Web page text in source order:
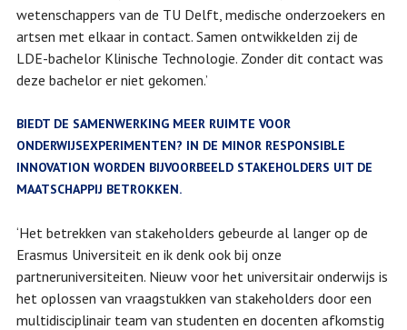
wetenschappers van de TU Delft, medische onderzoekers en
artsen met elkaar in contact. Samen ontwikkelden zij de
LDE-bachelor Klinische Technologie. Zonder dit contact was
deze bachelor er niet gekomen.’
BIEDT DE SAMENWERKING MEER RUIMTE VOOR
ONDERWIJSEXPERIMENTEN? IN DE MINOR RESPONSIBLE
INNOVATION WORDEN BIJVOORBEELD STAKEHOLDERS UIT DE
MAATSCHAPPIJ BETROKKEN.
‘Het betrekken van stakeholders gebeurde al langer op de
Erasmus Universiteit en ik denk ook bij onze
partneruniversiteiten. Nieuw voor het universitair onderwijs is
het oplossen van vraagstukken van stakeholders door een
multidisciplinair team van studenten en docenten afkomstig